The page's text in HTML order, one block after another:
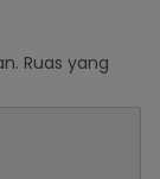
Ruas yang